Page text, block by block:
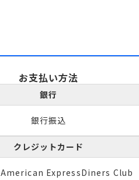
お支払い方法
銀行
銀行振込
クレジットカード
American ExpressDiners Club